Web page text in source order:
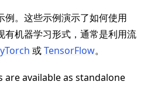
。这些示例演示了如何使用
有机器学习形式，通常是利用流
或TensorFlow。
available as standalone